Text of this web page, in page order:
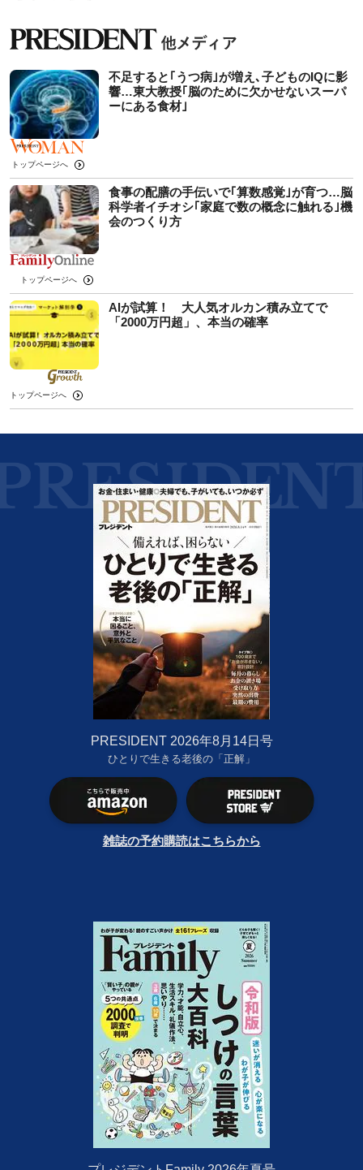
不足すると｢うつ病｣が増え､子どものIQに影
響…東大教授｢脳のために欠かせないスーパ
ーにある食材｣
トップページへ
食事の配膳の手伝いで｢算数感覚｣が育つ…脳
科学者イチオシ｢家庭で数の概念に触れる｣機
会のつくり方
トップページへ
AIが試算！ 大人気オルカン積み立てで
「2000万円超」、本当の確率
トップページへ
PRESIDENT 2026年8月14日号
ひとりで生きる老後の「正解」
雑誌の予約購読はこちらから